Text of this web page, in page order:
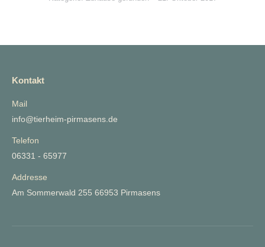
Kontakt
Mail
info@tierheim-pirmasens.de
Telefon
06331 - 65977
Addresse
Am Sommerwald 255 66953 Pirmasens